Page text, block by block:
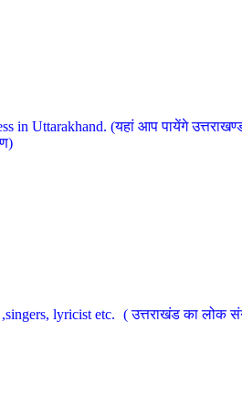
in Uttarakhand. (यहां आप पायेंगे
lyricist etc. ( उत्तराखंड का लोक